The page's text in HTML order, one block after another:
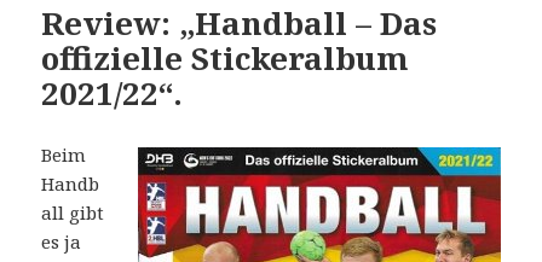
Review: „Handball – Das
offizielle Stickeralbum
2021/22“.
Beim
Handb
all gibt
es ja